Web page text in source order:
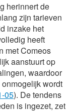
herinnert de
zijn tarieven
inzake het
heeft
met Comeos
aanstuurt op
waardoor
wordt
05). De tendens
is ingezet, zet